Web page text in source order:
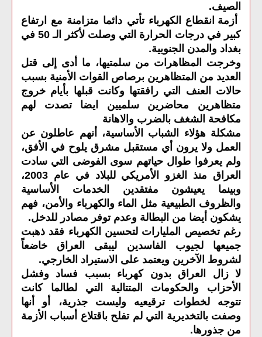
الصيف.
أزمة انقطاع الكهرباء تأتي دائما متزامنة مع ارتفاع
كبير في درجات الحرارة التي وصلت لأكثر الـ 50 في
بغداد والمدن الجنوبية.
وخرجت المظاهرات من سلمتيها، ما أدى إلى قتل
العديد من المتظاهرين برصاص القوات الأمنية بسبب
حالات العنف التي رافقتها وكانت قبلها بأيام خروج
متظاهرين محاضرين سلميين ايضا تصدت لهم
مكافحة الشغف بالضرب والاهانة
مشكلة هؤلاء الشباب الأساسية، أنهم عاطلون عن
العمل ولا يرون أي مستقبل مشرق يلوح في الأفق،
ولم يعرفوا طوال حياتهم سوى الفوضى التي سادت
العراق منذ الغزو الأمريكي للبلاد في عام 2003،
وبينما يعيشون مفتقدين الخدمات الأساسية
والظروف الطبيعية مثل الماء والكهرباء والأمن، فهم
يشكون أيضا من البطالة وعدم توفر مصادر للدخل.
رغم تخصيص المليارات لتحسين الكهرباء فقد ذهبت
جميعها لجيوب الفاسدين ليبقى العراق خاضعاً
لشروط الآخرين ويعتمد على الاستيراد الخارجي.
لا زال ‫العراق بدون كهرباء بسبب فساد وفشل
الأحزاب والحكومات المتتالية التي لطالما كانت
تتوجه لخطوات ترقيعيه وليست جذرية، أو أنها
وصفت بالتخديرية التي لم تفلح باقتلاع أسباب الأزمة
من جذورها.